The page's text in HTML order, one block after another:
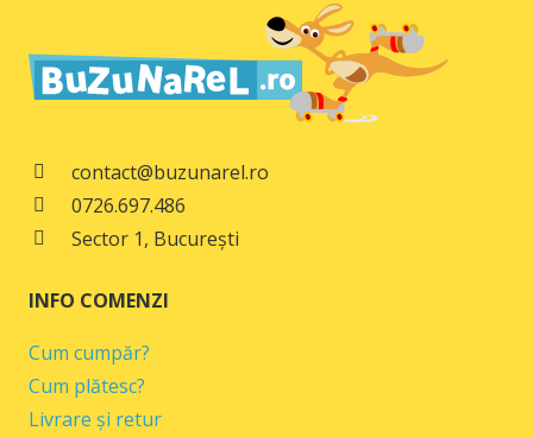
fost:
49,00 lei.
39,00 lei.
contact@buzunarel.ro
0726.697.486
Sector 1, București
INFO COMENZI
Cum cumpăr?
Cum plătesc?
Livrare și retur